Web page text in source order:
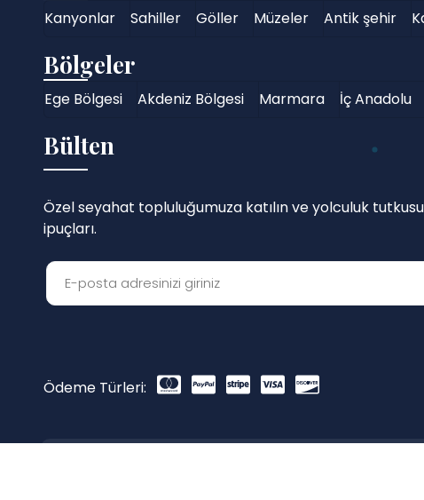
Kanyonlar Sahiller Göller Müzeler Antik şehir
Bölgeler
Ege Bölgesi Akdeniz Bölgesi Marmara İç Anadolu
Bülten
Özel seyahat topluluğumuza katılın ve yolculuk
ipuçları.
Ödeme Türleri: